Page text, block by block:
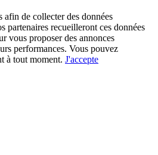
de collecter des données
partenaires recueilleront ces données
vous proposer des annonces
performances. Vous pouvez
à tout moment. J'accepte